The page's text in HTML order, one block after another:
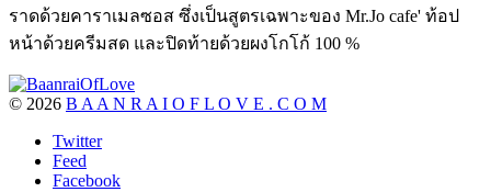
ราดด้วยคาราเมลซอส ซึ่งเป็นสูตรเฉพาะของ Mr.Jo cafe' ท้อป
หน้าด้วยครีมสด และปิดท้ายด้วยผงโกโก้ 100 %
© 2026 B A A N R A I O F L O V E . C O M
Twitter
Feed
Facebook